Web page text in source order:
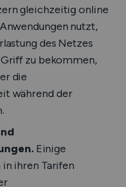
gleichzeitig online
nutzt,
des Netzes
zu bekommen,
die
während der
Einige
ihren Tarifen